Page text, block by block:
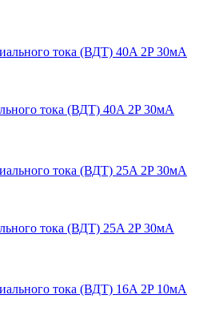
тока (ВДТ) 40A 2P 30мА
тока (ВДТ) 25A 2P 30мА